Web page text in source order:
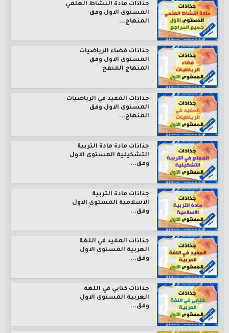
جذاذات مادة النشاط العلمي
المستوى الاول وفق
المنهاج...
جذاذات فضاء الرياضيات
المستوى الاول وفق
المنهاج المنقح
جذاذات المفيد في الرياضيات
المستوى الاول وفق
المنهاج...
جذاذات مادة مادة التربية
التشكيلية المستوى الاول
وفق...
جذاذات مادة التربية
الاسلامية المستوى الاول
وفق...
جذاذات المفيد في اللغة
العربية المستوى الاول
وفق...
جذاذات كتابي في اللغة
العربية المستوى الاول
وفق...